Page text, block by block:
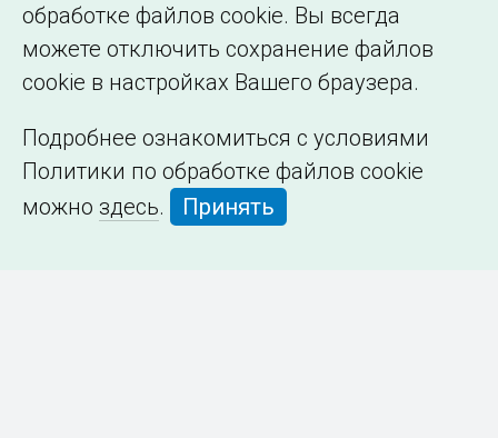
обработке файлов cookie. Вы всегда
можете отключить сохранение файлов
cookie в настройках Вашего браузера.
Подробнее ознакомиться с условиями
Политики по обработке файлов cookie
можно здесь. Принять